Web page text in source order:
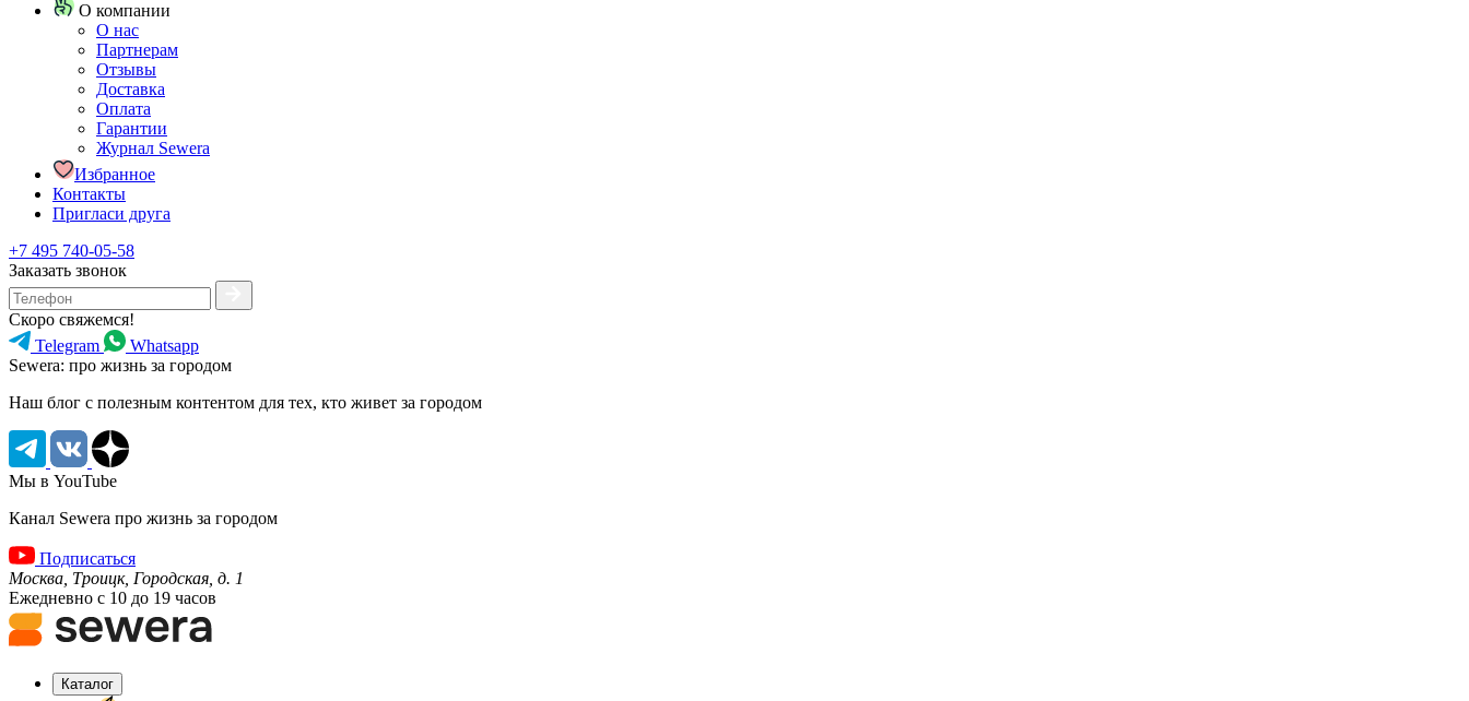
О компании
О нас
Партнерам
Отзывы
Доставка
Оплата
Гарантии
Журнал Sewera
Избранное
Контакты
Пригласи друга
+7 495 740-05-58
Заказать звонок
Скоро свяжемся!
Telegram
Whatsapp
Sewera: про жизнь за городом
Наш блог c полезным контентом для тех, кто живет за городом
Мы в YouTube
Канал Sewera про жизнь за городом
Подписаться
Москва, Троицк, Городская, д. 1
Ежедневно с 10 до 19 часов
Каталог